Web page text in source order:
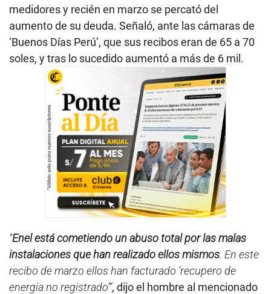
medidores y recién en marzo se percató del
aumento de su deuda. Señaló, ante las cámaras de
‘Buenos Días Perú’, que sus recibos eran de 65 a 70
soles, y tras lo sucedido aumentó a más de 6 mil.
“Enel está cometiendo un abuso total por las malas
instalaciones que han realizado ellos mismos. En este
recibo de marzo ellos han facturado ‘recupero de
energía no registrado’”, dijo el hombre al mencionado